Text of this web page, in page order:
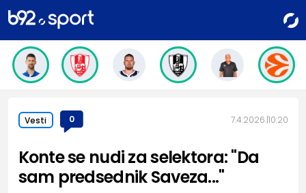
Vesti 0 7.4.2026. 10:20
Konte se nudi za selektora: "Da
sam predsednik Saveza..."